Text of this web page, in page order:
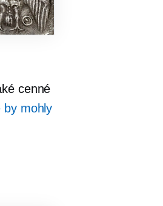
cenné
by mohly